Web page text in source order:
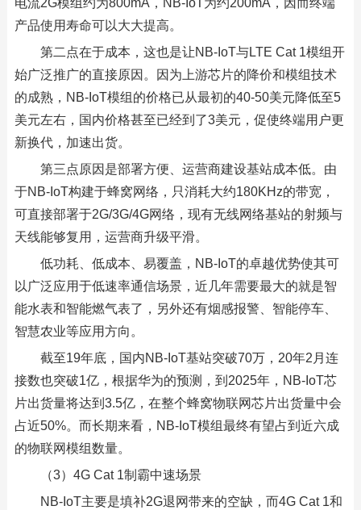
电流2G模组约为800mA，NB-IoT为约200mA，因而终端
产品使用寿命可以大大提高。
第二点在于成本，这也是让NB-IoT与LTE Cat 1模组开
始广泛推广的直接原因。因为上游芯片的降价和模组技术
的成熟，NB-IoT模组的价格已从最初的40-50美元降低至5
美元左右，国内价格甚至已经到了3美元，促使终端用户更
新换代，加速出货。
第三点原因是部署方便、运营商建设基站成本低。由
于NB-IoT构建于蜂窝网络，只消耗大约180KHz的带宽，
可直接部署于2G/3G/4G网络，现有无线网络基站的射频与
天线能够复用，运营商升级平滑。
低功耗、低成本、易覆盖，NB-IoT的卓越优势使其可
以广泛应用于低速率通信场景，近几年需要最大的就是智
能水表和智能燃气表了，另外还有烟感报警、智能停车、
智慧农业等应用方向。
截至19年底，国内NB-IoT基站突破70万，20年2月连
接数也突破1亿，根据华为的预测，到2025年，NB-IoT芯
片出货量将达到3.5亿，在整个蜂窝物联网芯片出货量中会
占近50%。而长期来看，NB-IoT模组最终有望占到近六成
的物联网模组数量。
（3）4G Cat 1制霸中速场景
NB-IoT主要是填补2G退网带来的空缺，而4G Cat 1和